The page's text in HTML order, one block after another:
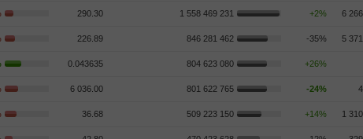
290.30 1 558 469 231 +2% 6
226.89 846 281 462 -35% 5
0.043635 804 623 080 +26%
6 036.00 801 622 765 -24%
36.68 509 223 150 +14% 1